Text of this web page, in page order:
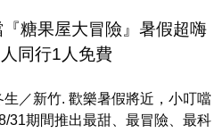
糖果屋大冒險』暑假超嗨
同行1人免費
／新竹. 歡樂暑假將近，小叮噹
31期間推出最甜、最冒險、最科